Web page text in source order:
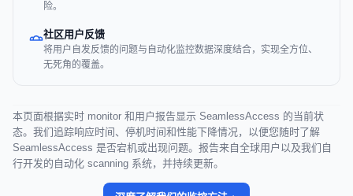
险。
社区用户反馈
将用户自发反馈的问题与自动化监控数据深度结合，实现全方位、
无死角的覆盖。
本页面根据实时 monitor 和用户报告显示 SeamlessAccess 的当前状
态。我们追踪响应时间、停机时间和性能下降情况，以便您随时了解
SeamlessAccess 是否宕机或出现问题。报告来自全球用户以及我们自
行开发的自动化 scanning 系统，并持续更新。